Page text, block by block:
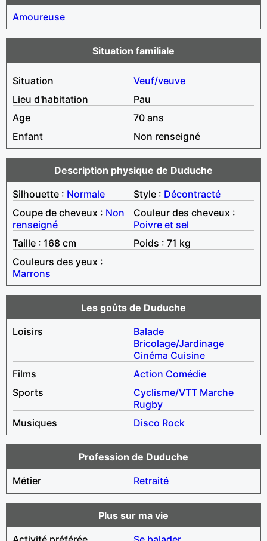
Amoureuse
Situation familiale
Situation
Veuf/veuve
Lieu d'habitation
Pau
Age
70 ans
Enfant
Non renseigné
Description physique de Duduche
Silhouette : Normale Style : Décontracté
Coupe de cheveux : Non
renseigné
Couleur des cheveux :
Poivre et sel
Taille : 168 cm
Poids : 71 kg
Couleurs des yeux :
Marrons
Les goûts de Duduche
Loisirs
Balade
Bricolage/Jardinage
Cinéma Cuisine
Films
Action Comédie
Sports
Cyclisme/VTT Marche
Rugby
Musiques
Disco Rock
Profession de Duduche
Métier
Retraité
Plus sur ma vie